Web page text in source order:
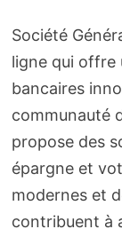
Société
ligne qui offre
bancaires
communauté
propose des
épargne et
modernes et
contribuent à